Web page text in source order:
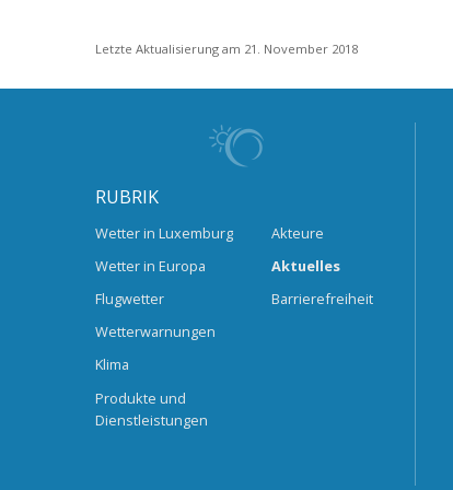
Letzte Aktualisierung am 21. November 2018
RUBRIK
Wetter in Luxemburg
Wetter in Europa
Flugwetter
Wetterwarnungen
Klima
Produkte und
Dienstleistungen
Akteure
Aktuelles
Barrierefreiheit